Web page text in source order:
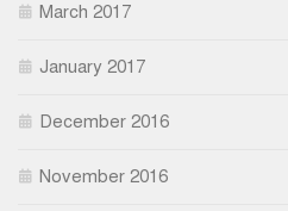
March 2017
January 2017
December 2016
November 2016